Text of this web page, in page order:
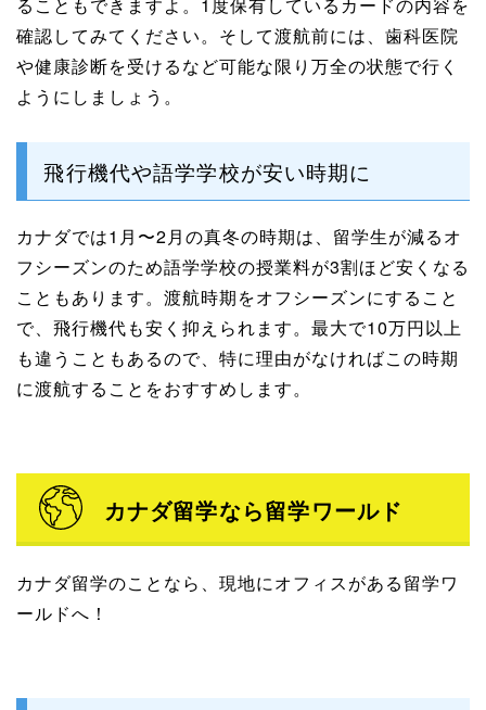
ることもできますよ。1度保有しているカードの内容を
確認してみてください。そして渡航前には、歯科医院
や健康診断を受けるなど可能な限り万全の状態で行く
ようにしましょう。
飛行機代や語学学校が安い時期に
カナダでは1月〜2月の真冬の時期は、留学生が減るオ
フシーズンのため語学学校の授業料が3割ほど安くなる
こともあります。渡航時期をオフシーズンにすること
で、飛行機代も安く抑えられます。最大で10万円以上
も違うこともあるので、特に理由がなければこの時期
に渡航することをおすすめします。
カナダ留学なら留学ワールド
カナダ留学のことなら、現地にオフィスがある留学ワ
ールドへ！